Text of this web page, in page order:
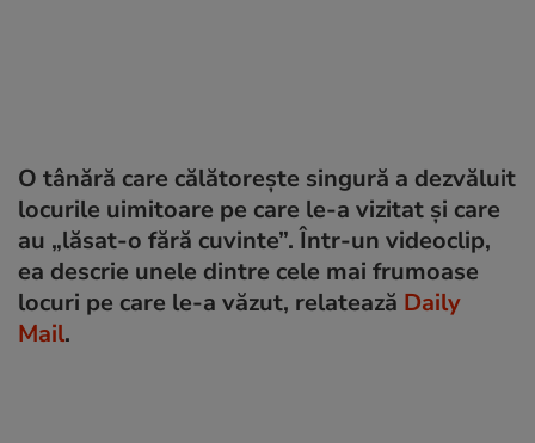
O tânără care călătorește singură a dezvăluit
locurile uimitoare pe care le-a vizitat și care
au „lăsat-o fără cuvinte”. Într-un videoclip,
ea descrie unele dintre cele mai frumoase
locuri pe care le-a văzut, relatează Daily
Mail.